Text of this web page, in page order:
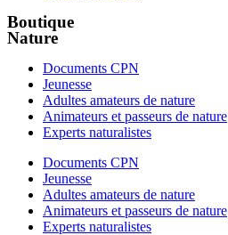
Boutique
Nature
Documents CPN
Jeunesse
Adultes amateurs de nature
Animateurs et passeurs de nature
Experts naturalistes
Documents CPN
Jeunesse
Adultes amateurs de nature
Animateurs et passeurs de nature
Experts naturalistes